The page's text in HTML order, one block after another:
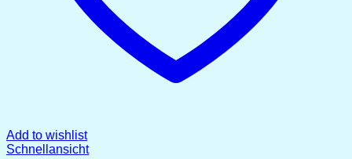
Add to wishlist
Schnellansicht